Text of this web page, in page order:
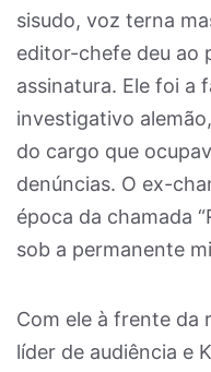
sisudo, voz terna
editor-chefe deu ao
assinatura. Ele foi a
investigativo
do cargo que
denúncias. O ex-
época da chamada
sob a permanente
Com ele à frente da
líder de audiência e